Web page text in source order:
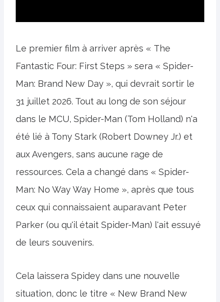
Le premier film à arriver après « The
Fantastic Four: First Steps » sera « Spider-
Man: Brand New Day », qui devrait sortir le
31 juillet 2026. Tout au long de son séjour
dans le MCU, Spider-Man (Tom Holland) n'a
été lié à Tony Stark (Robert Downey Jr.) et
aux Avengers, sans aucune rage de
ressources. Cela a changé dans « Spider-
Man: No Way Way Home », après que tous
ceux qui connaissaient auparavant Peter
Parker (ou qu'il était Spider-Man) l'ait essuyé
de leurs souvenirs.
Cela laissera Spidey dans une nouvelle
situation, donc le titre « New Brand New